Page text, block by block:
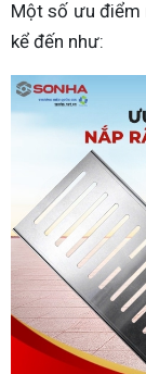
Một số ưu điểm
kể đến như: